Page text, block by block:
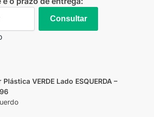
Consultar
VERDE Lado ESQUERDA –